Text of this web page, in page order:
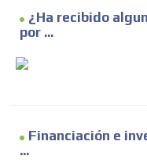
¿Ha recibido
por ...
Financiación e
...